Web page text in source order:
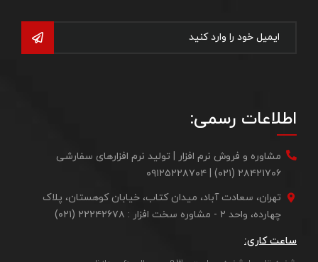
اطلاعات رسمی:
مشاوره و فروش نرم افزار | تولید نرم افزارهای سفارشی
۲۸۴۲۱۷۰۶ (۰۲۱) | ۰۹۱۲۵۲۲۸۷۰۴
تهران، سعادت آباد، میدان کتاب، خیابان کوهستان، پلاک
چهارده، واحد ۲ - مشاوره سخت افزار : ۲۲۲۴۲۶۷۸ (۰۲۱)
ساعت کاری: